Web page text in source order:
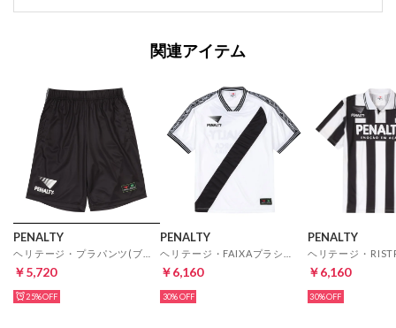
関連アイテム
PENALTY
￥5,720
25%
PENALTY
￥6,160
30%
PENALTY
￥6,160
30%